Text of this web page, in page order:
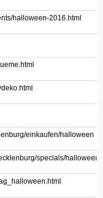
halloween-2016.html
einkaufen/halloween
specials/halloween